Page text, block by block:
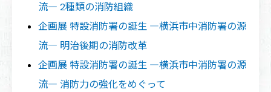
流― 2種類の消防組織
企画展 特設消防署の誕生 ―横浜市中消防署の源
流― 明治後期の消防改革
企画展 特設消防署の誕生 ―横浜市中消防署の源
流― 消防力の強化をめぐって